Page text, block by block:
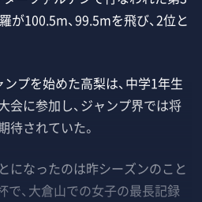
が100.5m、99.5mを飛び、2位と
プを始めた高梨は、中学1年生
会に参加し、ジャンプ界では将
待されていた。
になったのは昨シーズンのこと
で、大倉山での女子の最長記録